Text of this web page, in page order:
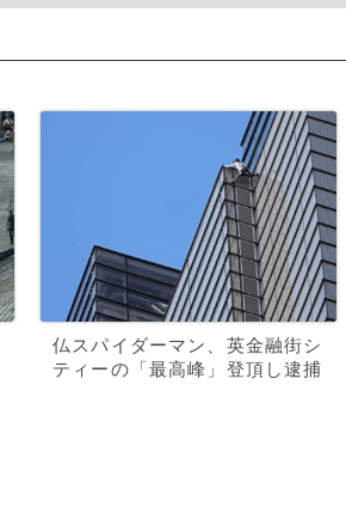
仏スパイダーマン、英金融街シ
ティーの「最高峰」登頂し逮捕